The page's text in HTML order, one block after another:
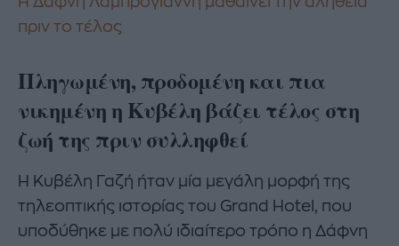
πριν το τέλος
Πληγωμένη, προδομένη και πια
νικημένη η Κυβέλη βάζει τέλος στη
ζωή της πριν συλληφθεί
H Κυβέλη Γαζή ήταν μία μεγάλη μορφή της
τηλεοπτικής ιστορίας του Grand Hotel, που
υποδύθηκε με πολύ ιδιαίτερο τρόπο η Δάφνη